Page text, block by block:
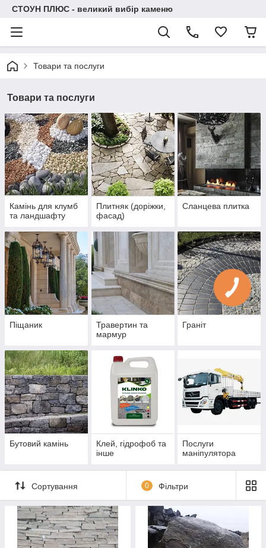
СТОУН ПЛЮС - великий вибір каменю
Товари та послуги
Товари та послуги
Камінь для клумб
та ландшафту
Плитняк (доріжки,
фасад)
Сланцева плитка
Піщаник
Травертин та
мармур
Граніт
Бутовий камінь
Клей, гідрофоб та
інше
Послуги
маніпулятора
Сортування 0 Фільтри